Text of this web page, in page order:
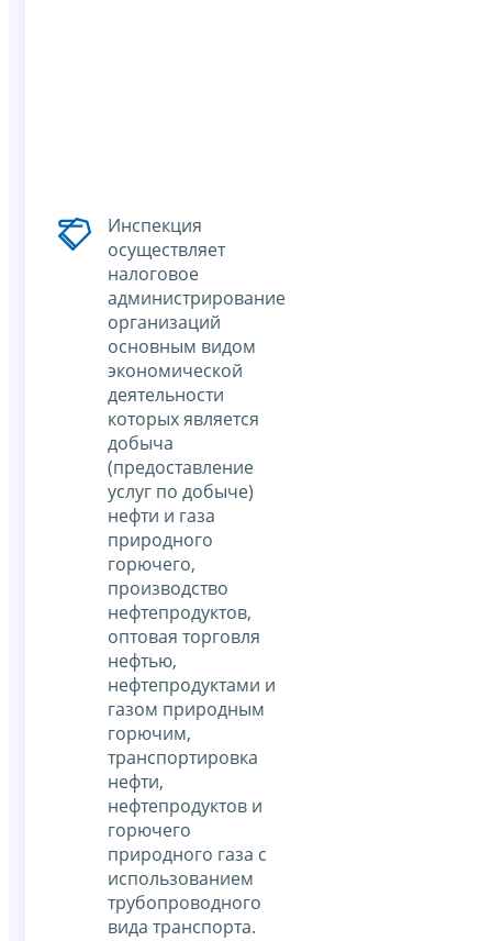
Инспекция
осуществляет
налоговое
администрирование
организаций
основным видом
экономической
деятельности
которых является
добыча
(предоставление
услуг по добыче)
нефти и газа
природного
горючего,
производство
нефтепродуктов,
оптовая торговля
нефтью,
нефтепродуктами и
газом природным
горючим,
транспортировка
нефти,
нефтепродуктов и
горючего
природного газа с
использованием
трубопроводного
вида транспорта.